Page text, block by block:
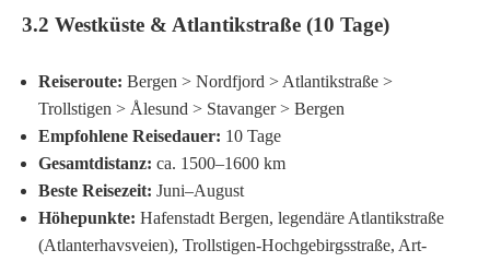
3.2 Westküste & Atlantikstraße (10 Tage)
Reiseroute: Bergen > Nordfjord > Atlantikstraße >
Trollstigen > Ålesund > Stavanger > Bergen
Empfohlene Reisedauer: 10 Tage
Gesamtdistanz: ca. 1500–1600 km
Beste Reisezeit: Juni–August
Höhepunkte: Hafenstadt Bergen, legendäre Atlantikstraße
(Atlanterhavsveien), Trollstigen-Hochgebirgsstraße, Art-